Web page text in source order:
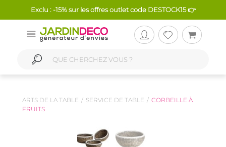
Exclu : -15% sur les offres outlet code DESTOCK15 👉
ARTS DE LA TABLE SERVICE DE TABLE
CORBEILLE À
FRUITS